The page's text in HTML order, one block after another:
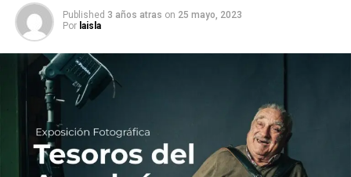
Published 3 años atras on 25 mayo, 2023
Por laisla